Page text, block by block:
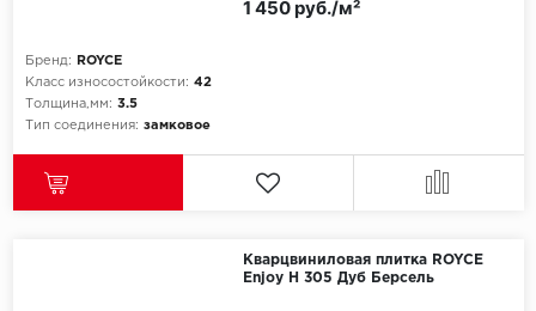
ROYCE
SPC
Бренд:
ROYCE
Класс износостойкости: 42
Толщина,мм: 3.5
Тип соединения: замковое
1 450 руб./м²
Кварцвиниловая плитка ROYCE
Enjoy Н 305 Дуб Берсель